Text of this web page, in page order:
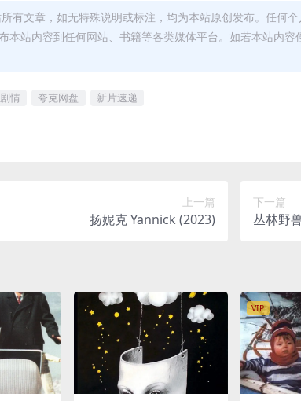
有文章，如无特殊说明或标注，均为本站原创发布。任何
本站内容到任何网站、书籍等各类媒体平台。如若本站内
剧情 夸克网盘 新片速递
上一篇
扬妮克 Yannick (2023)
下一篇
丛林野
VIP